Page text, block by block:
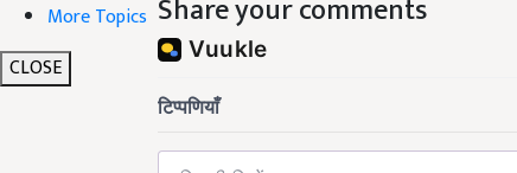
More Topics
CLOSE
Share your comments